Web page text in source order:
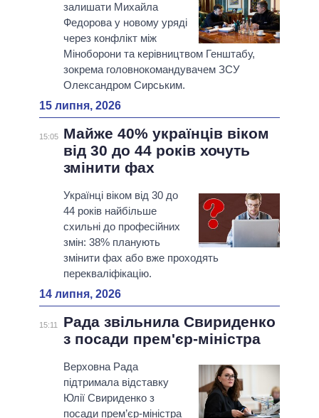
залишати Михайла
Федорова у новому уряді
через конфлікт між
Міноборони та керівництвом Генштабу,
зокрема головнокомандувачем ЗСУ
Олександром Сирським.
15 липня, 2026
15:05
Майже 40% українців віком
від 30 до 44 років хочуть
змінити фах
Українці віком від 30 до
44 років найбільше
схильні до професійних
змін: 38% планують
змінити фах або вже проходять
перекваліфікацію.
14 липня, 2026
15:11
Рада звільнила Свириденко
з посади прем'єр-міністра
Верховна Рада
підтримала відставку
Юлії Свириденко з
посади прем’єр-міністра